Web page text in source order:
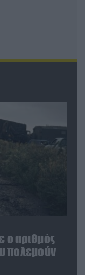
ο αριθμός
πολεμούν